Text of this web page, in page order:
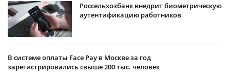
Россельхозбанк внедрит биометрическую
аутентификацию работников
В системе оплаты Face Pay в Москве за год
зарегистрировались свыше 200 тыс. человек